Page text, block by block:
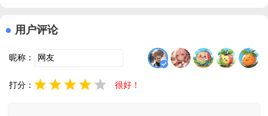
(VN - Video
官方版
用户评论
昵称：
打分： 很好！